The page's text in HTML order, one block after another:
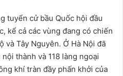
tuyển cử bầu Quốc hội đầu
kể cả các vùng đang có chiến
và Tây Nguyên. Ở Hà Nội đã
thành và 118 làng ngoại
khí tràn đầy phấn khởi của